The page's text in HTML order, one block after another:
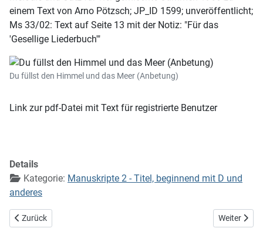
einem Text von Arno Pötzsch; JP_ID 1599; unveröffentlicht;
Ms 33/02: Text auf Seite 13 mit der Notiz: "Für das
'Gesellige Liederbuch'"
Du füllst den Himmel und das Meer (Anbetung)
Link zur pdf-Datei mit Text für registrierte Benutzer
Details
Kategorie: Manuskripte 2 - Titel, beginnend mit D und
anderes
Vorheriger Beitrag: Du Friedefürst, Herr Jesu Christ (EG 422)
Zurück Nächster
Weiter